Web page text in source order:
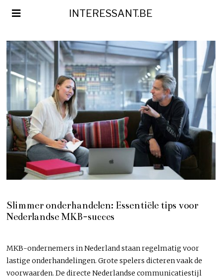
INTERESSANT.BE
Slimmer onderhandelen: Essentiële tips voor
Nederlandse MKB-succes
MKB-ondernemers in Nederland staan regelmatig voor
lastige onderhandelingen. Grote spelers dicteren vaak de
voorwaarden. De directe Nederlandse communicatiestijl